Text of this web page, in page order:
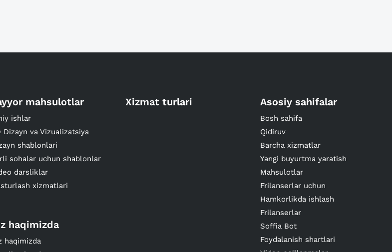
mahsulotlar
ishlar
Dizayn va Vizualizatsiya
shablonlari
sohalar uchun shablonlar
darsliklar
xizmatlari
Xizmat turlari Asosiy sahifalar
Bosh sahifa
Qidiruv
Barcha xizmatlar
Yangi buyurtma yaratish
Mahsulotlar
Frilanserlar uchun
Hamkorlikda ishlash
Frilanserlar
Soffia Bot
Foydalanish shartlari
haqimizda
haqimizda